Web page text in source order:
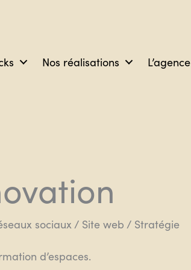
Nos réalisations L’agence
sociaux / Site web / Stratégie
d’espaces.